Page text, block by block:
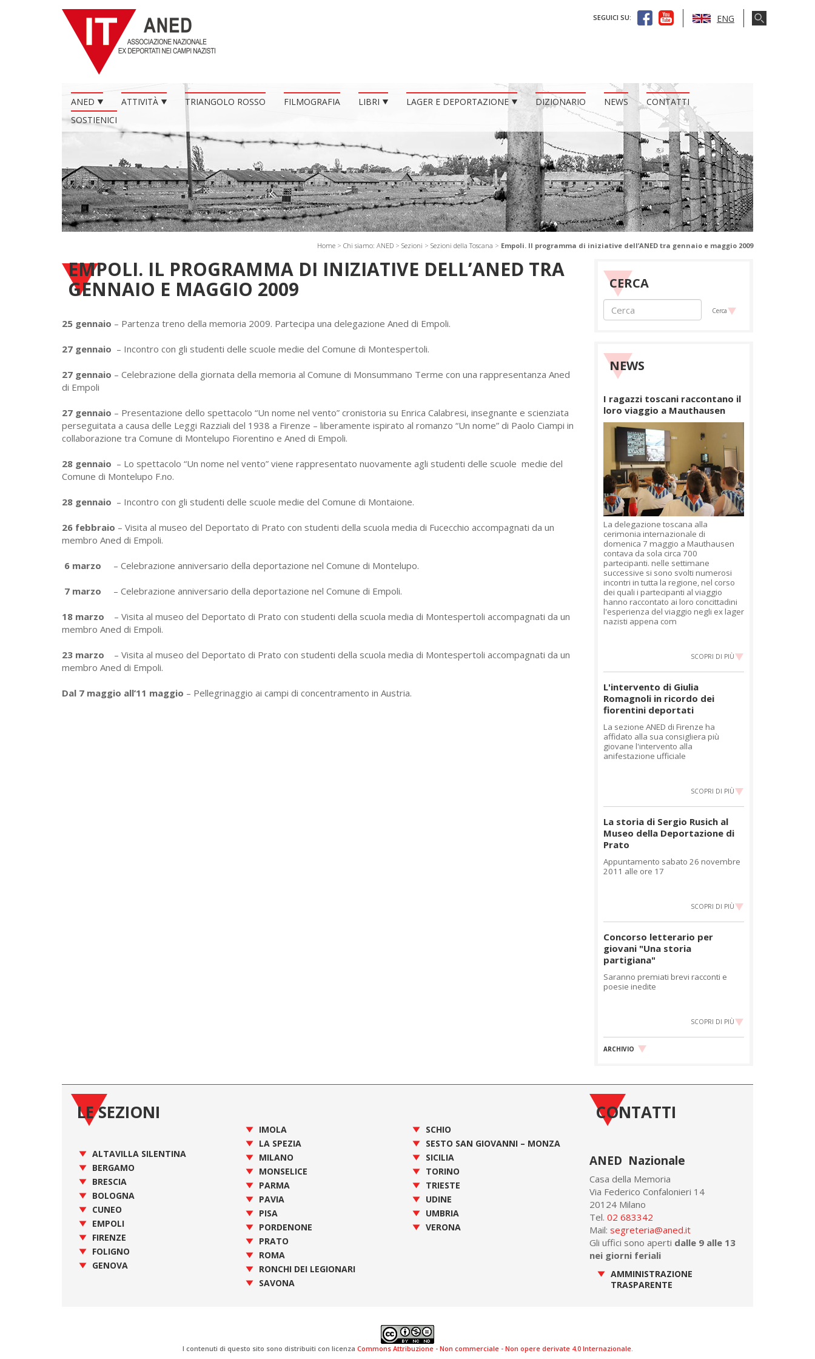
SEGUICI SU: ENG
ANED ATTIVITÀ TRIANGOLO ROSSO FILMOGRAFIA LIBRI LAGER E DEPORTAZIONE DIZIONARIO NEWS
CONTATTI
SOSTIENICI
Home > Chi siamo: ANED > Sezioni > Sezioni della Toscana > Empoli. Il programma di iniziative dell’ANED tra gennaio e maggio 2009
EMPOLI. IL PROGRAMMA DI INIZIATIVE DELL’ANED TRA
GENNAIO E MAGGIO 2009
25 gennaio – Partenza treno della memoria 2009. Partecipa una delegazione Aned di Empoli.
27 gennaio – Incontro con gli studenti delle scuole medie del Comune di Montespertoli.
27 gennaio – Celebrazione della giornata della memoria al Comune di Monsummano Terme con una rappresentanza Aned
di Empoli
27 gennaio – Presentazione dello spettacolo “Un nome nel vento” cronistoria su Enrica Calabresi, insegnante e scienziata
perseguitata a causa delle Leggi Razziali del 1938 a Firenze – liberamente ispirato al romanzo “Un nome” di Paolo Ciampi in
collaborazione tra Comune di Montelupo Fiorentino e Aned di Empoli.
28 gennaio – Lo spettacolo “Un nome nel vento” viene rappresentato nuovamente agli studenti delle scuole medie del
Comune di Montelupo F.no.
28 gennaio – Incontro con gli studenti delle scuole medie del Comune di Montaione.
26 febbraio – Visita al museo del Deportato di Prato con studenti della scuola media di Fucecchio accompagnati da un
membro Aned di Empoli.
6 marzo – Celebrazione anniversario della deportazione nel Comune di Montelupo.
7 marzo – Celebrazione anniversario della deportazione nel Comune di Empoli.
18 marzo – Visita al museo del Deportato di Prato con studenti della scuola media di Montespertoli accompagnati da un
membro Aned di Empoli.
23 marzo – Visita al museo del Deportato di Prato con studenti della scuola media di Montespertoli accompagnati da un
membro Aned di Empoli.
Dal 7 maggio all’11 maggio – Pellegrinaggio ai campi di concentramento in Austria.
CERCA
Cerca
NEWS
I ragazzi toscani raccontano il
loro viaggio a Mauthausen
La delegazione toscana alla
cerimonia internazionale di
domenica 7 maggio a Mauthausen
contava da sola circa 700
partecipanti. nelle settimane
successive si sono svolti numerosi
incontri in tutta la regione, nel corso
dei quali i partecipanti al viaggio
hanno raccontato ai loro concittadini
l'esperienza del viaggio negli ex lager
nazisti appena com
SCOPRI DI PIÙ
L'intervento di Giulia
Romagnoli in ricordo dei
fiorentini deportati
La sezione ANED di Firenze ha
affidato alla sua consigliera più
giovane l'intervento alla
anifestazione ufficiale
SCOPRI DI PIÙ
La storia di Sergio Rusich al
Museo della Deportazione di
Prato
Appuntamento sabato 26 novembre
2011 alle ore 17
SCOPRI DI PIÙ
Concorso letterario per
giovani "Una storia
partigiana"
Saranno premiati brevi racconti e
poesie inedite
SCOPRI DI PIÙ
ARCHIVIO
LE SEZIONI
ALTAVILLA SILENTINA
BERGAMO
BRESCIA
BOLOGNA
CUNEO
EMPOLI
FIRENZE
FOLIGNO
GENOVA
IMOLA
LA SPEZIA
MILANO
MONSELICE
PARMA
PAVIA
PISA
PORDENONE
PRATO
ROMA
RONCHI DEI LEGIONARI
SAVONA
SCHIO
SESTO SAN GIOVANNI – MONZA
SICILIA
TORINO
TRIESTE
UDINE
UMBRIA
VERONA
CONTATTI
ANED Nazionale
Casa della Memoria
Via Federico Confalonieri 14
20124 Milano
Tel. 02 683342
Mail: segreteria@aned.it
Gli uffici sono aperti dalle 9 alle 13
nei giorni feriali
AMMINISTRAZIONE
TRASPARENTE
I contenuti di questo sito sono distribuiti con licenza Commons Attribuzione - Non commerciale - Non opere derivate 4.0 Internazionale.